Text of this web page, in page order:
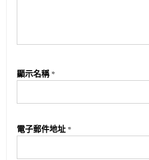
顯示名稱 *
電子郵件地址 *